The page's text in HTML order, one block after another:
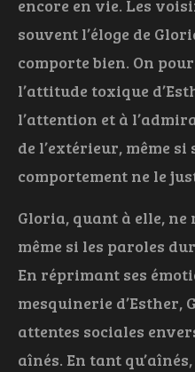
encore en vie. Les
souvent l’éloge de
comporte bien. On
l’attitude toxique
l’attention et à
de l’extérieur, même
comportement ne le
Gloria, quant à elle,
même si les paroles
En réprimant ses
mesquinerie d’Esther,
attentes sociales
aînés. En tant